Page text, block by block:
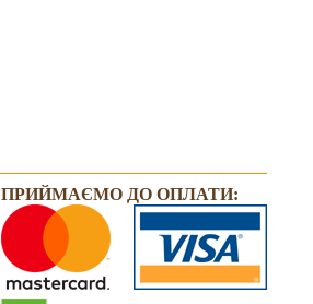
ПРИЙМАЄМО ДО ОПЛАТИ: